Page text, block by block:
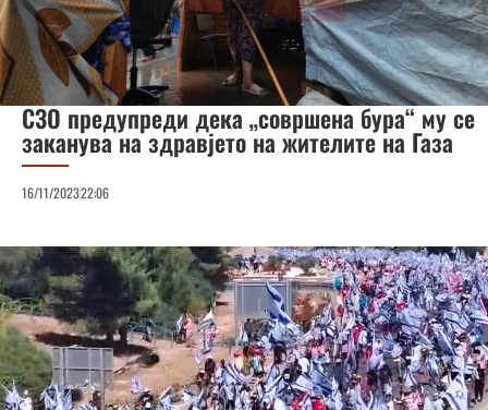
СЗО предупреди дека „совршена бура“ му се
заканува на здравјето на жителите на Газа
16/11/202322:06